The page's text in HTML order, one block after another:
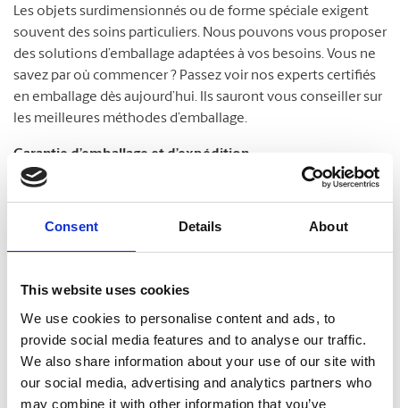
Consent Details About
This website uses cookies
We use cookies to personalise content and ads, to
provide social media features and to analyse our traffic.
We also share information about your use of our site with
our social media, advertising and analytics partners who
may combine it with other information that you’ve
Les objets surdimensionnés ou de forme spéciale exigent
souvent des soins particuliers. Nous pouvons vous proposer
des solutions d’emballage adaptées à vos besoins. Vous ne
savez par où commencer ? Passez voir nos experts certifiés
en emballage dès aujourd’hui. Ils sauront vous conseiller sur
les meilleures méthodes d’emballage.
Garantie d’emballage et d’expédition
Nous savons combien vos envois sont importants. À The
Nos experts certifiés en emballage sont passés maîtres dans
la protection de vos colis. C’est pourquoi nous répondons
notre Garantie d’emballage et d’expédition. Passez nous voir
pour en savoir plus !